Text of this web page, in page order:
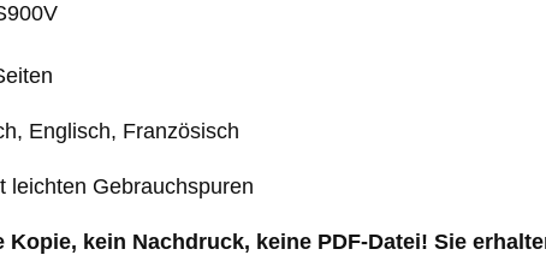
Englisch, Französisch
leichten Gebrauchspuren
Kopie, kein Nachdruck, keine PDF-Datei! Sie